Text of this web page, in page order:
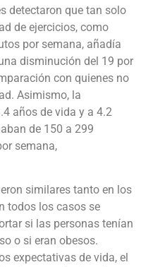
detectaron que tan solo
de ejercicios, como
por semana, añadía
disminución del 19 por
con quienes no
Asimismo, la
años de vida y a 4.2
de 150 a 299
semana,
similares tanto en los
todos los casos se
si las personas tenían
o si eran obesos.
expectativas de vida, el